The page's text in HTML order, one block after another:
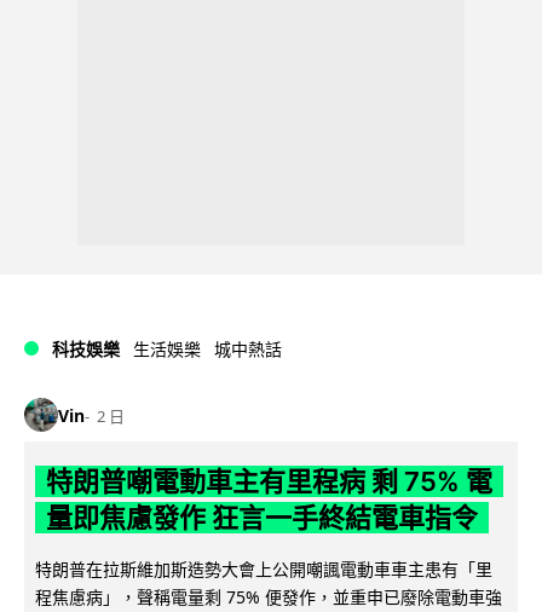
科技娛樂 生活娛樂 城中熱話
Vin 2 日
特朗普嘲電動車主有里程病 剩 75% 電
量即焦慮發作 狂言一手終結電車指令
特朗普在拉斯維加斯造勢大會上公開嘲諷電動車車主患有「里
程焦慮病」，聲稱電量剩 75% 便發作，並重申已廢除電動車強